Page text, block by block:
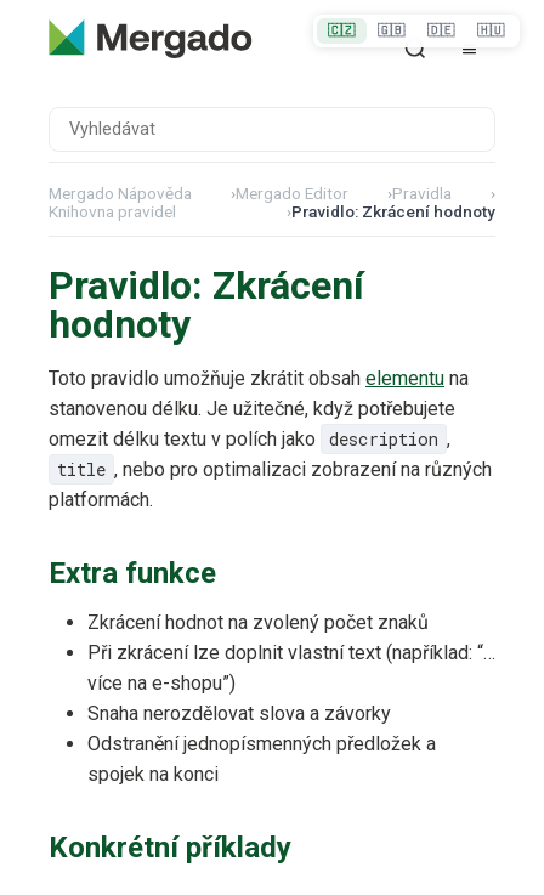
Mergado Nápověda ›Mergado Editor ›Pravidla
›
Knihovna pravidel
›Pravidlo: Zkrácení hodnoty
Pravidlo: Zkrácení
hodnoty
Toto pravidlo umožňuje zkrátit obsah elementu na
stanovenou délku. Je užitečné, když potřebujete
omezit délku textu v polích jako
description ,
title , nebo pro optimalizaci zobrazení na různých
platformách.
Extra funkce
Zkrácení hodnot na zvolený počet znaků
Při zkrácení lze doplnit vlastní text (například: “…
více na e-shopu”)
Snaha nerozdělovat slova a závorky
Odstranění jednopísmenných předložek a
spojek na konci
Konkrétní příklady
🇨🇿 🇬🇧 🇩🇪 🇭🇺